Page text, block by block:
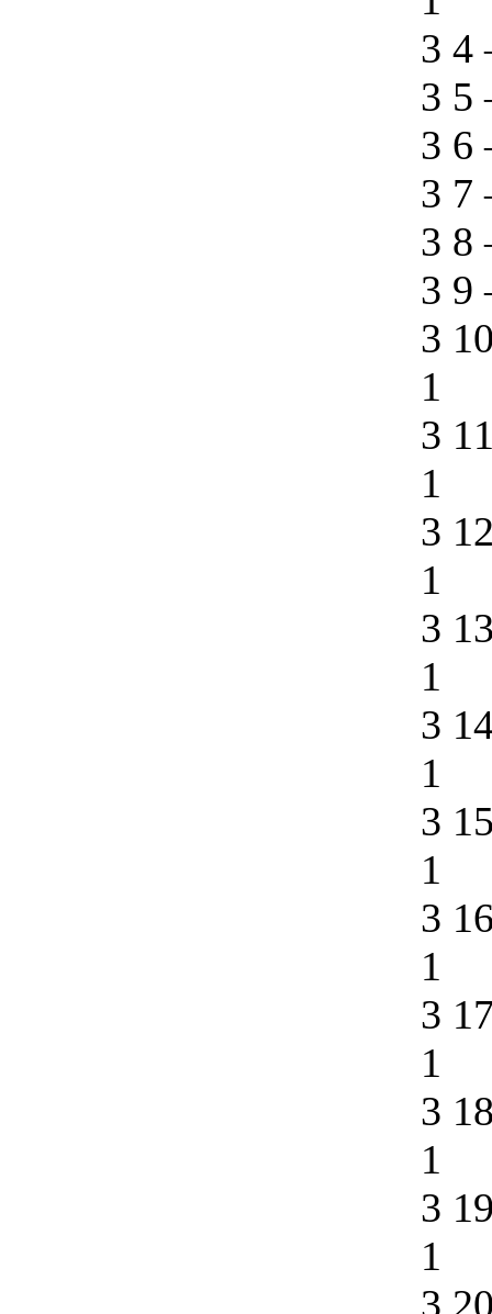
3 4
3 5
3 6
3 7
3 8
3 9
3
1
3
1
3
1
3
1
3
1
3
1
3
1
3
1
3
1
3
1
3